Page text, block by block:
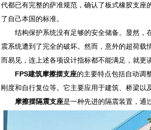
代都已有完整的萨准规范，确认了板式橡胶支
了自己本国的标准。
结构保护系统没有足够的安全储备。显然，
震系统遭到了完全的破坏。然而，意外的超荷
而易见，连上述各项设计指标都不能满足，就更
FPS建筑摩擦摆支座的主要特点包括自动调
刚度和自行复位等。它主要应用于建筑、桥梁以
摩擦摆隔震支座是一种先进的隔震装置，通